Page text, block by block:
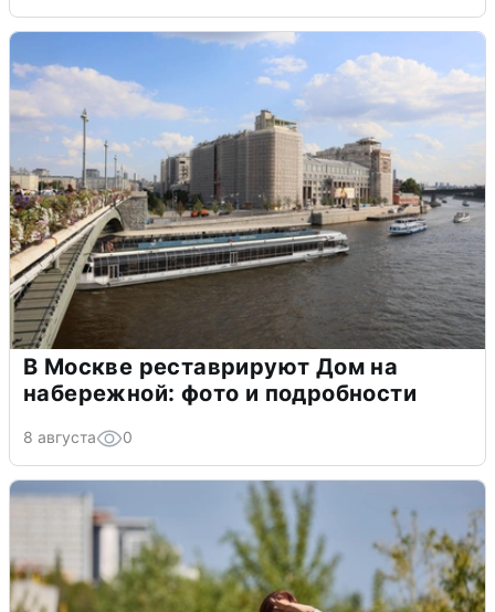
В Москве реставрируют Дом на
набережной: фото и подробности
8 августа 0